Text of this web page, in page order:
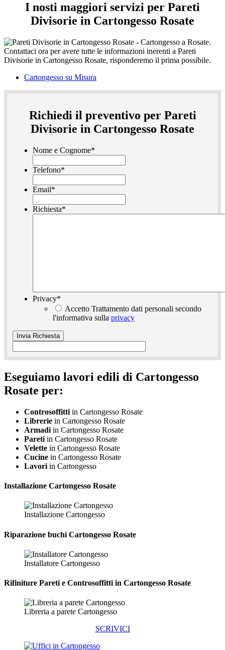
I nosti maggiori servizi per Pareti
Divisorie in Cartongesso Rosate
Cartongesso su Misura
Richiedi il preventivo per Pareti
Divisorie in Cartongesso Rosate
Nome e Cognome*
Telefono*
Email*
Richiesta*
Privacy*
Accetto Trattamento dati personali secondo
l'informativa sulla privacy
Eseguiamo lavori edili di Cartongesso
Rosate per:
Controsoffitti in Cartongesso Rosate
Librerie in Cartongesso Rosate
Armadi in Cartongesso Rosate
Pareti in Cartongesso Rosate
Velette in Cartongesso Rosate
Cucine in Cartongesso Rosate
Lavori in Cartongesso
Installazione Cartongesso Rosate
Installazione Cartongesso
Riparazione buchi Cartongesso Rosate
Installatore Cartongesso
Rifiniture Pareti e Controsoffitti in Cartongesso Rosate
Libreria a parete Cartongesso
SCRIVICI